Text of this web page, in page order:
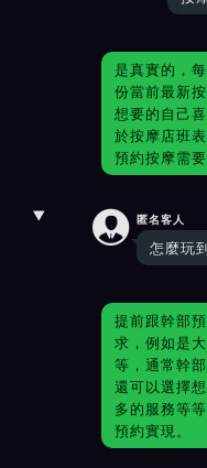
是真實的，
份當前最新
想要的自己
於按摩店班
預約按摩需
 匿名客人
怎麼玩
提前跟幹部
求，例如是
等，通常幹
還可以選擇
多的服務等
預約實現。